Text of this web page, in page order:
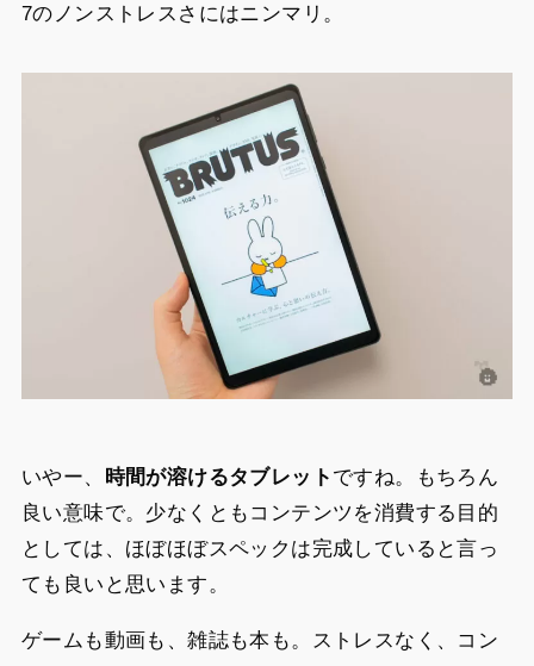
7のノンストレスさにはニンマリ。
いやー、 時間が溶けるタブレット ですね。もちろん
良い意味で。少なくともコンテンツを消費する目的
としては、ほぼほぼスペックは完成していると言っ
ても良いと思います。
ゲームも動画も、雑誌も本も。ストレスなく、コン